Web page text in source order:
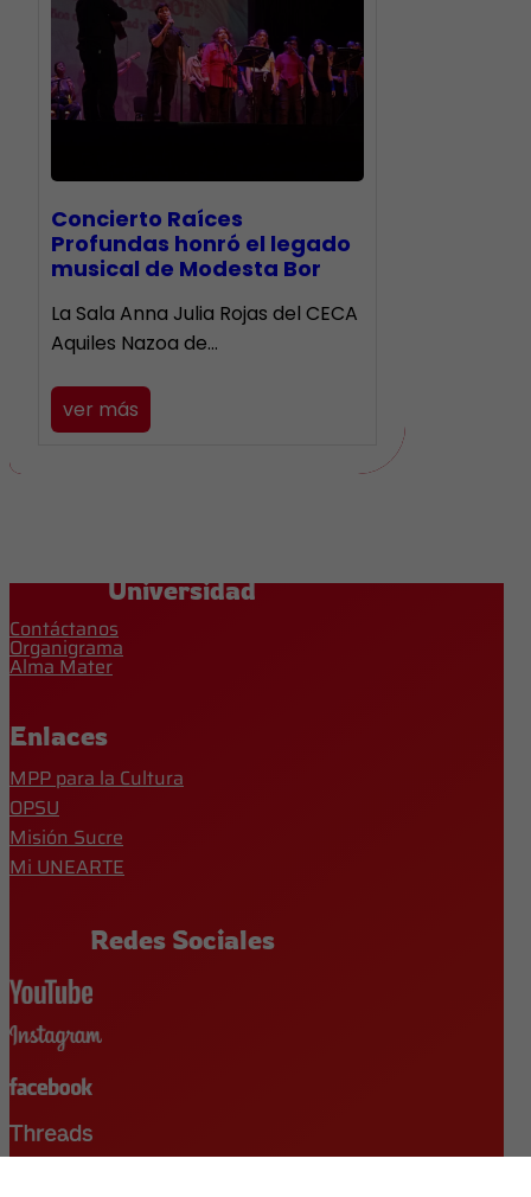
​Concierto Raíces
Profundas honró el legado
musical de Modesta Bor
La Sala Anna Julia Rojas del CECA
Aquiles Nazoa de…
ver más
Universidad
Contáctanos
Organigrama
Alma Mater
Enlaces
MPP para la Cultura
OPSU
Misión Sucre
Mi UNEARTE
Redes Sociales